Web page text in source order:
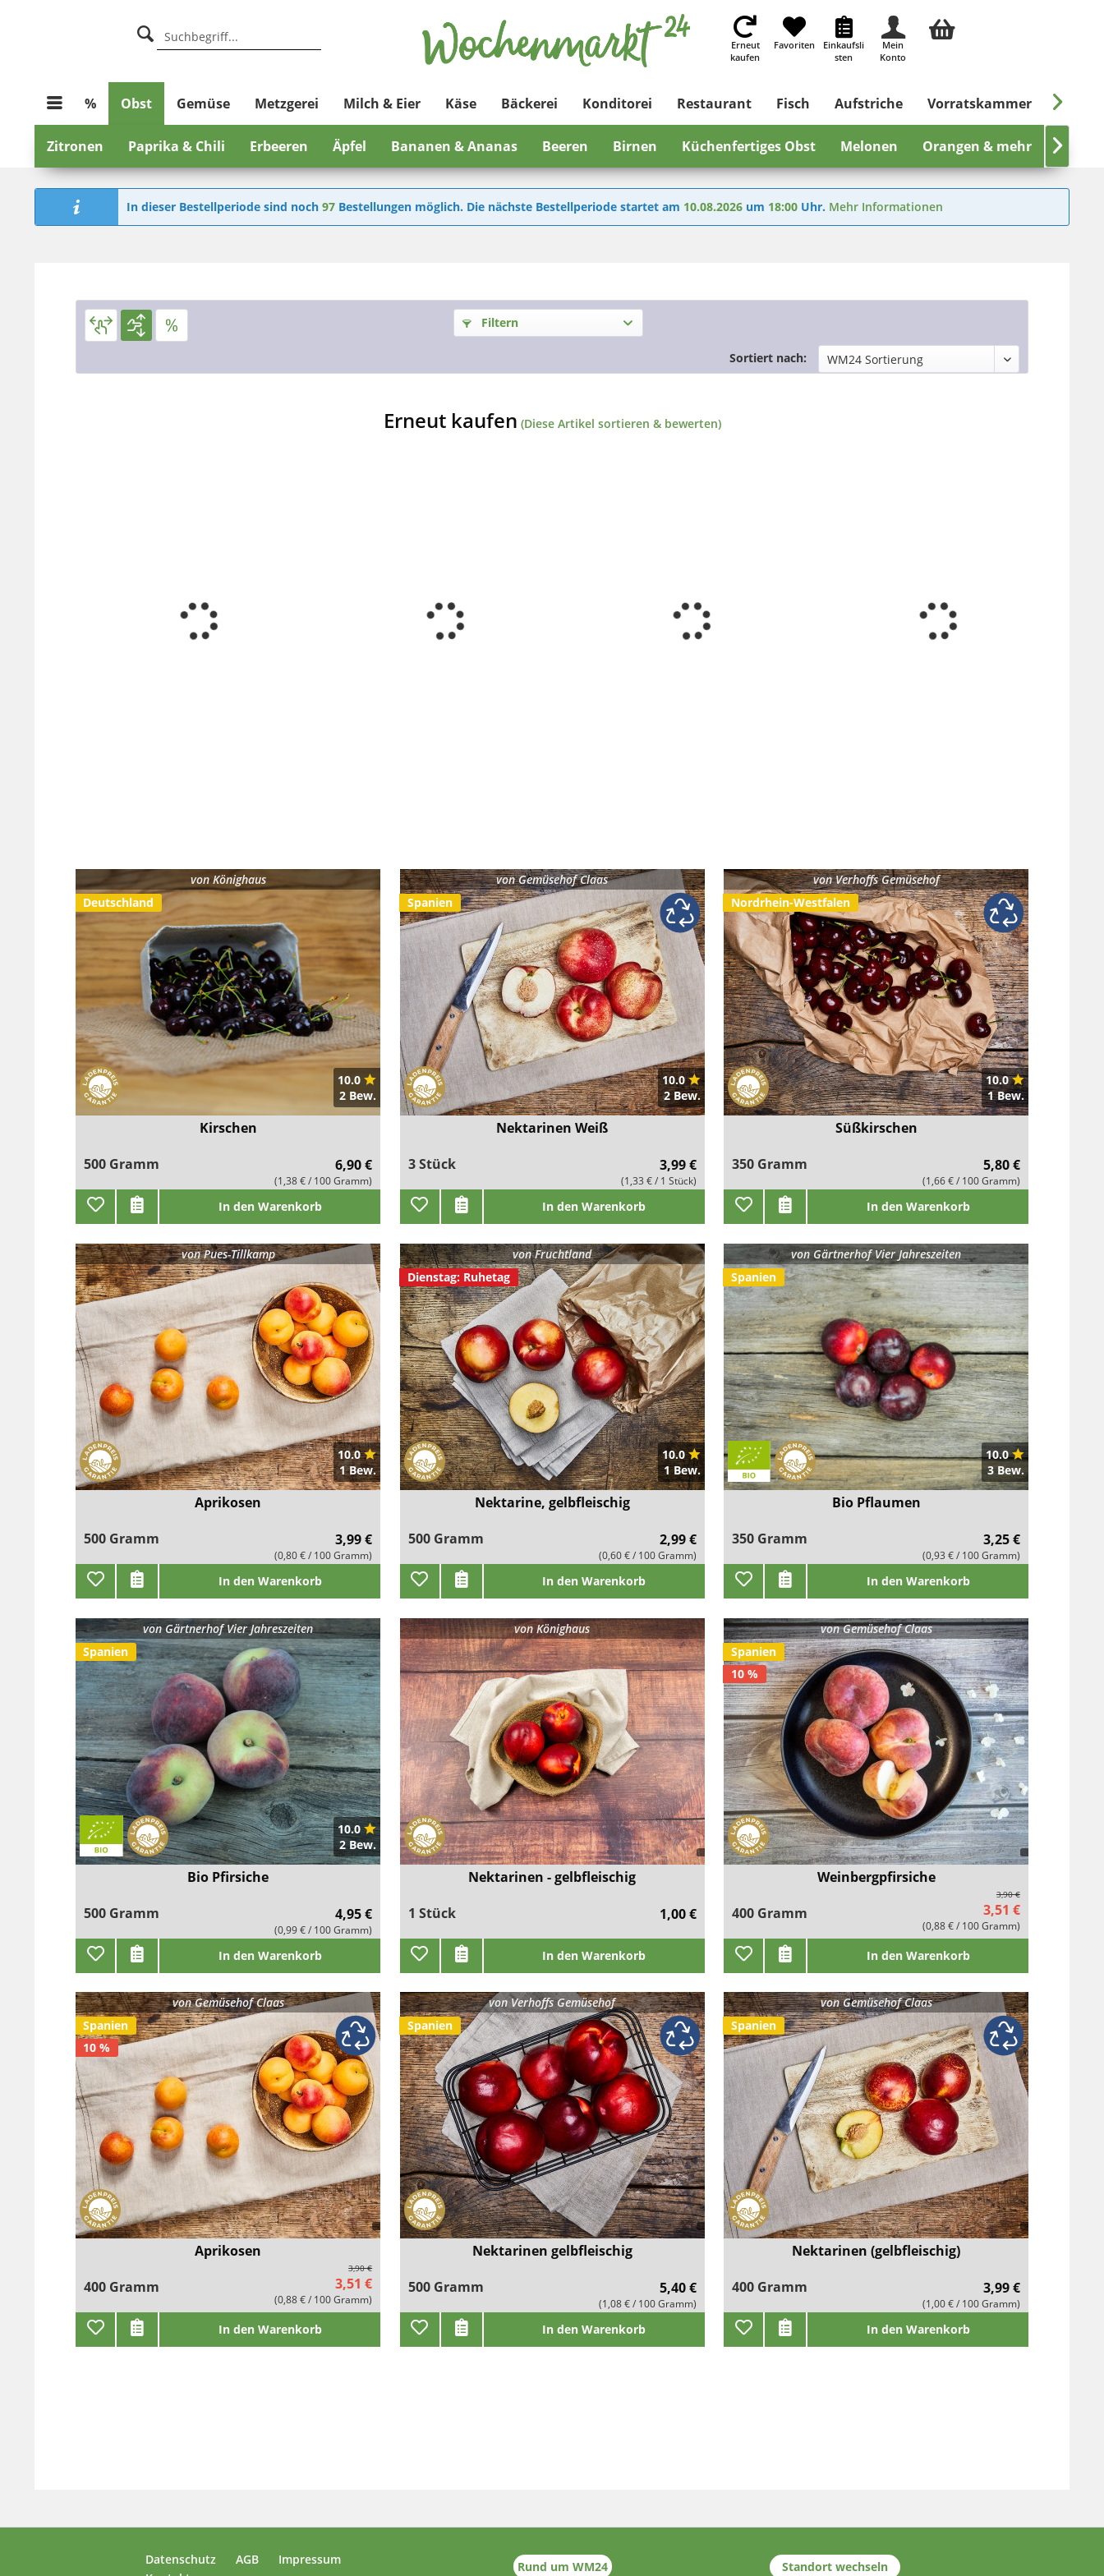
Erneut
kaufen
Favoriten
Einkaufsli
sten
Mein
Konto
% Obst Gemüse Metzgerei Milch & Eier Käse Bäckerei Konditorei Restaurant Fisch Aufstriche Vorratskammer Süßes
Zitronen Paprika & Chili Erbeeren Äpfel Bananen & Ananas Beeren Birnen Küchenfertiges Obst Melonen Orangen & mehr 

In dieser Bestellperiode sind noch 97 Bestellungen möglich. Die nächste Bestellperiode startet am 10.08.2026 um 18:00 Uhr. Mehr Informationen
Filtern
Sortiert nach:
Erneut kaufen (Diese Artikel sortieren & bewerten)
Deutschland
von Könighaus
10.0
2 Bew.
Kirschen
500 Gramm
6,90 €
(1,38 € / 100 Gramm)
In den Warenkorb
Spanien
vonGemüsehof Claas
10.0
2 Bew.
Nektarinen Weiß
3 Stück
3,99 €
(1,33 € / 1 Stück)
In den Warenkorb
Nordrhein-Westfalen
vonVerhoffs Gemüsehof
10.0
1 Bew.
Süßkirschen
350 Gramm
5,80 €
(1,66 € / 100 Gramm)
In den Warenkorb
vonPues-Tillkamp
10.0
1 Bew.
Aprikosen
500 Gramm
3,99 €
(0,80 € / 100 Gramm)
In den Warenkorb
Dienstag: Ruhetag
vonFruchtland
10.0
1 Bew.
Nektarine, gelbfleischig
500 Gramm
2,99 €
(0,60 € / 100 Gramm)
In den Warenkorb
Spanien
von Gärtnerhof Vier Jahreszeiten
10.0
3 Bew.
Bio Pflaumen
350 Gramm
3,25 €
(0,93 € / 100 Gramm)
In den Warenkorb
Spanien
vonGärtnerhof Vier Jahreszeiten
10.0
2 Bew.
Bio Pfirsiche
500 Gramm
4,95 €
(0,99 € / 100 Gramm)
In den Warenkorb
vonKönighaus
Nektarinen - gelbfleischig
1 Stück
1,00 €
In den Warenkorb
Spanien
10 %
vonGemüsehof Claas
Weinbergpfirsiche
400 Gramm
3,90 €
3,51 €
(0,88 € / 100 Gramm)
In den Warenkorb
Spanien
10 %
vonGemüsehof Claas
Aprikosen
400 Gramm
3,90 €
3,51 €
(0,88 € / 100 Gramm)
In den Warenkorb
Spanien
vonVerhoffs Gemüsehof
Nektarinen gelbfleischig
500 Gramm
5,40 €
(1,08 € / 100 Gramm)
In den Warenkorb
Spanien
vonGemüsehof Claas
Nektarinen (gelbfleischig)
400 Gramm
3,99 €
(1,00 € / 100 Gramm)
In den Warenkorb
Datenschutz AGB
Impressum
Rund um WM24 Standort wechseln